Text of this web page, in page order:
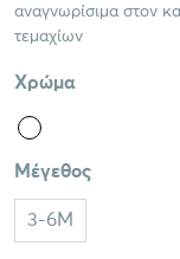
αναγνωρίσιμα στον
τεμαχίων
Χρώμα
Μέγεθος
3-6M